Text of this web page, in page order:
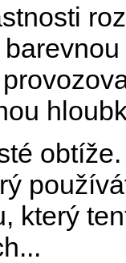
který